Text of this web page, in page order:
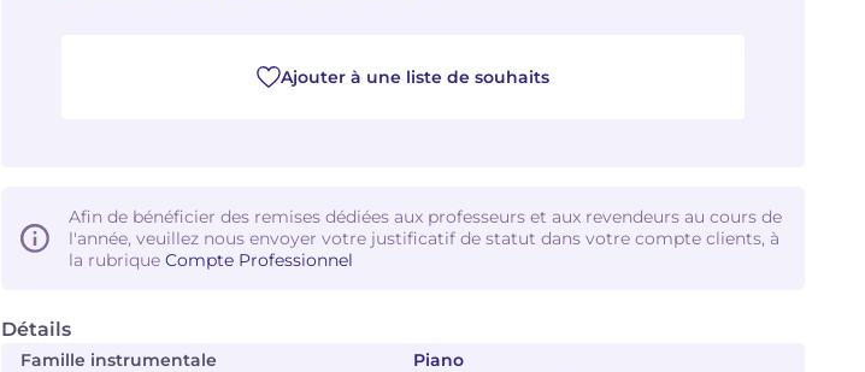
Détails
Famille instrumentale
Piano
Ajouter à une liste de souhaits
Afin de bénéficier des remises dédiées aux professeurs et aux revendeurs au cours de
l'année, veuillez nous envoyer votre justificatif de statut dans votre compte clients, à
la rubrique Compte Professionnel